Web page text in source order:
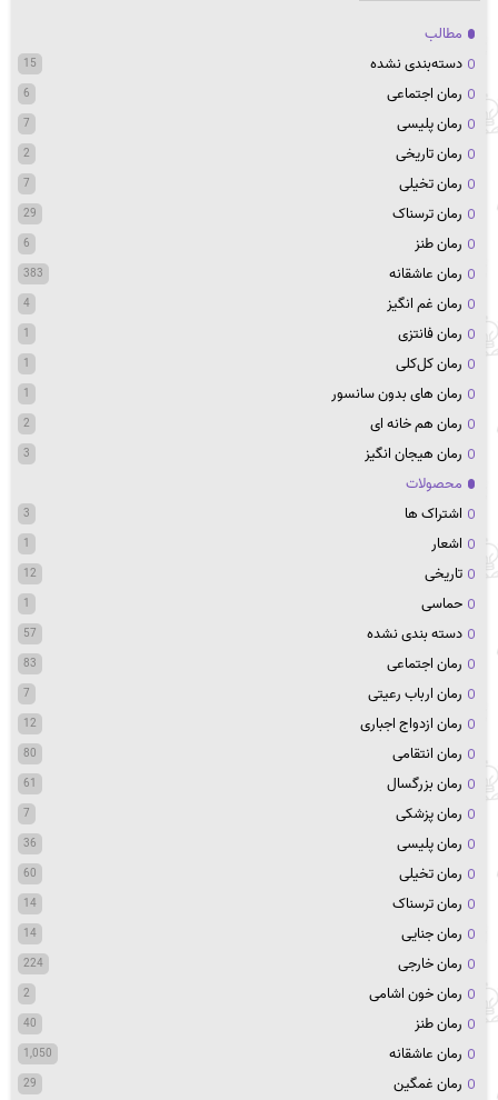
مطالب
دسته‌بندی نشده
15
رمان اجتماعی 6
رمان پلیسی 7
رمان تاریخی 2
رمان تخیلی 7
رمان ترسناک 29
رمان طنز 6
رمان عاشقانه 383
رمان غم انگیز 4
رمان فانتزی 1
رمان کل‌کلی 1
رمان های بدون سانسور 1
رمان هم خانه ای 2
رمان هیجان انگیز 3
محصولات
اشتراک ها
3
اشعار 1
تاریخی 12
حماسی 1
دسته بندی نشده 57
رمان اجتماعی 83
رمان ارباب رعیتی 7
رمان ازدواج اجباری 12
رمان انتقامی 80
رمان بزرگسال 61
رمان پزشکی 7
رمان پلیسی 36
رمان تخیلی 60
رمان ترسناک 14
رمان جنایی 14
رمان خارجی 224
رمان خون اشامی 2
رمان طنز 40
رمان عاشقانه 1,050
رمان غمگین 29